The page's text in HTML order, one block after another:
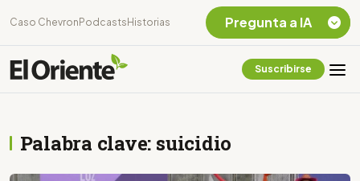
Caso Chevron Podcasts Historias
Suscribirse
Palabra clave: suicidio
Pregunta a IA
Amazonia Ecuatoriana